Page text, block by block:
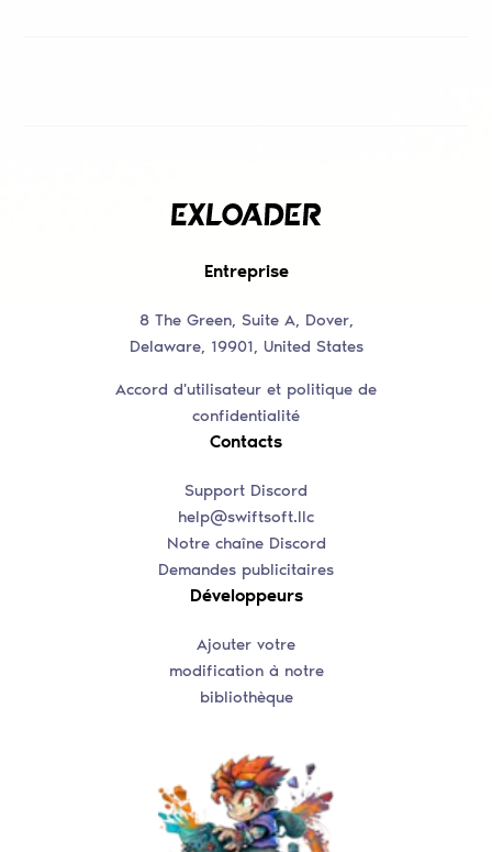
Entreprise
8 The Green, Suite A, Dover,
Delaware, 19901, United States
Accord d'utilisateur et politique de
confidentialité
Contacts
Support Discord
help@swiftsoft.llc
Notre chaîne Discord
Demandes publicitaires
Développeurs
Ajouter votre
modification à notre
bibliothèque